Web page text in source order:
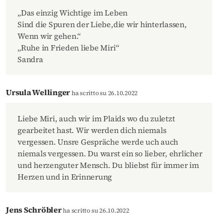
„Das einzig Wichtige im Leben
Sind die Spuren der Liebe,die wir hinterlassen,
Wenn wir gehen.“
„Ruhe in Frieden liebe Miri“
Sandra
Ursula Wellingerha scritto su 26.10.2022
Liebe Miri, auch wir im Plaids wo du zuletzt
gearbeitet hast. Wir werden dich niemals
vergessen. Unsre Gespräche werde uch auch
niemals vergessen. Du warst ein so lieber, ehrlicher
und herzenguter Mensch. Du bliebst für immer im
Herzen und in Erinnerung
Jens Schröblerha scritto su 26.10.2022